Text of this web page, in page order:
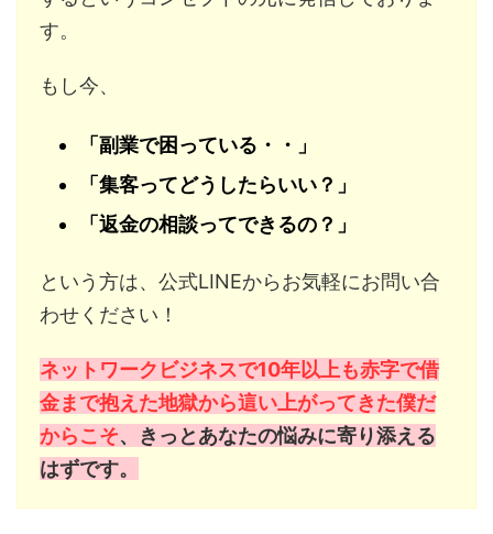
す。
もし今、
「副業で困っている・・」
「集客ってどうしたらいい？」
「返金の相談ってできるの？」
という方は、公式LINEからお気軽にお問い合
わせください！
ネットワークビジネスで10年以上も赤字で借
金まで抱えた地獄から這い上がってきた僕だ
からこそ、きっとあなたの悩みに寄り添える
はずです。